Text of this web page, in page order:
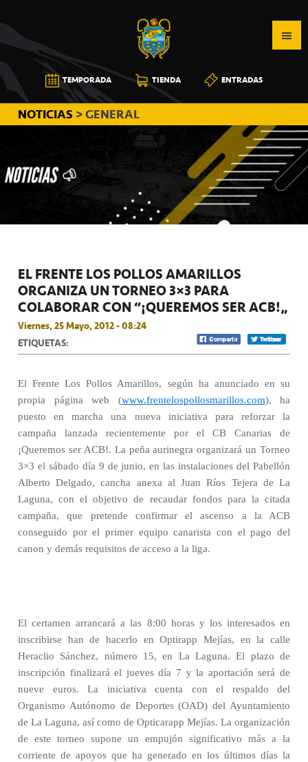
a
la
navegación
principal
al
contenido
principal
a
la
barra
lateral
principal
CB
CANARIAS
TEMPORADA TIENDA ENTRADAS
NOTICIAS > GENERAL
EL FRENTE LOS POLLOS AMARILLOS
ORGANIZA UN TORNEO 3×3 PARA
COLABORAR CON “¡QUEREMOS SER ACB!”
Viernes, 25 Mayo, 2012 - 08:24
ETIQUETAS:
El Frente Los Pollos Amarillos, según ha anunciado en su
propia página web (www.frentelospollosmarillos.com), ha
puesto en marcha una nueva iniciativa para reforzar la
campaña lanzada recientemente por el CB Canarias de
¡Queremos ser ACB!. La peña aurinegra organizará un Torneo
3×3 el sábado día 9 de junio, en las instalaciones del Pabellón
Alberto Delgado, cancha anexa al Juan Ríos Tejera de La
Laguna, con el objetivo de recaudar fondos para la citada
campaña, que pretende confirmar el ascenso a la ACB
conseguido por el primer equipo canarista con el pago del
canon y demás requisitos de acceso a la liga.
El certamen arrancará a las 8:00 horas y los interesados en
inscribirse han de hacerlo en Optirapp Mejías, en la calle
Heraclio Sánchez, número 15, en La Laguna. El plazo de
inscripción finalizará el jueves día 7 y la aportación será de
nueve euros. La iniciativa cuenta con el respaldo del
Organismo Autónomo de Deportes (OAD) del Ayuntamiento
de La Laguna, así como de Opticarapp Mejías. La organización
de este torneo supone un empujón significativo más a la
corriente de apoyos que ha generado en los últimos días la